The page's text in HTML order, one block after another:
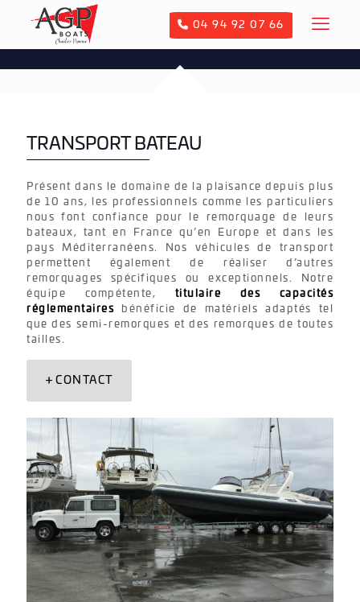
04 94 92 07 66
TRANSPORT BATEAU
Présent dans le domaine de la plaisance depuis plus
de 10 ans, les professionnels comme les particuliers
nous font confiance pour le remorquage de leurs
bateaux, tant en France qu’en Europe et dans les
pays Méditerranéens. Nos véhicules de transport
permettent également de réaliser d’autres
remorquages spécifiques ou exceptionnels. Notre
équipe compétente, titulaire des capacités
réglementaires bénéficie de matériels adaptés tel
que des semi-remorques et des remorques de toutes
tailles.
CONTACT